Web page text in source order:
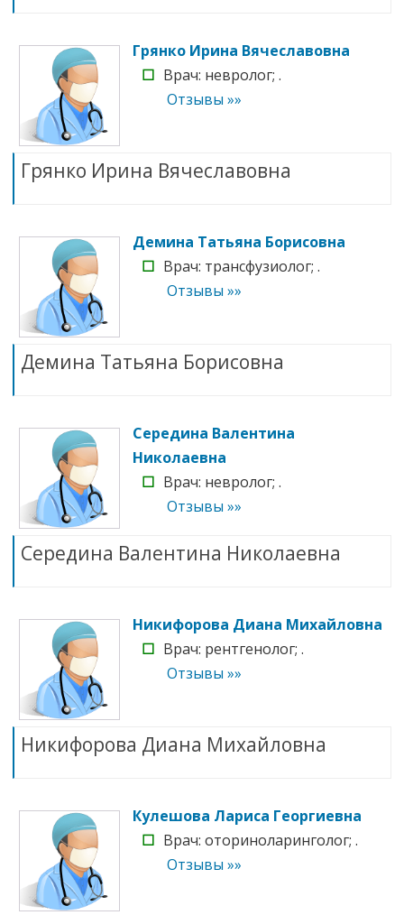
Грянко Ирина Вячеславовна
☐ Врач: невролог; .
Отзывы »»
Грянко Ирина Вячеславовна
Демина Татьяна Борисовна
☐ Врач: трансфузиолог; .
Отзывы »»
Демина Татьяна Борисовна
Середина Валентина
Николаевна
☐ Врач: невролог; .
Отзывы »»
Середина Валентина Николаевна
Никифорова Диана Михайловна
☐ Врач: рентгенолог; .
Отзывы »»
Никифорова Диана Михайловна
Кулешова Лариса Георгиевна
☐ Врач: оториноларинголог; .
Отзывы »»